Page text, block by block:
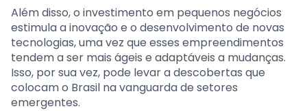
Além disso, o investimento em pequenos negócios
estimula a inovação e o desenvolvimento de novas
tecnologias, uma vez que esses empreendimentos
tendem a ser mais ágeis e adaptáveis a mudanças.
Isso, por sua vez, pode levar a descobertas que
colocam o Brasil na vanguarda de setores
emergentes.